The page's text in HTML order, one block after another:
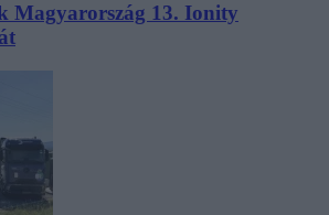
Magyarország 13. Ionity